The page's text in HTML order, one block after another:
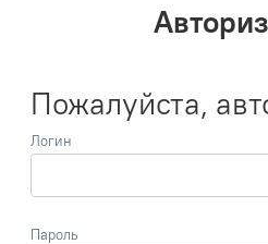
Пожалуйста,
Логин
Пароль